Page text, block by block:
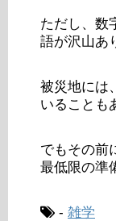
ただし、数
語が沢山あ
被災地には
いることも
でもその前
最低限の準
- 雑学